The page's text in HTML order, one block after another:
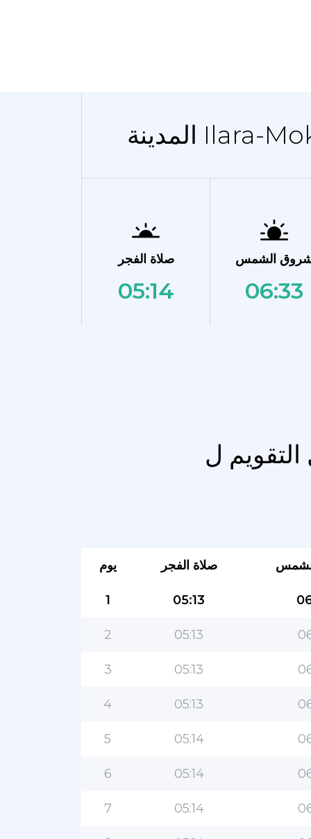
صلاة الفجر
05:14
الشمس
06:33
يوم صلاة الفجر
1 05:13
2 05:13
3 05:13
4 05:13
5 05:14
6 05:14
7 05:14